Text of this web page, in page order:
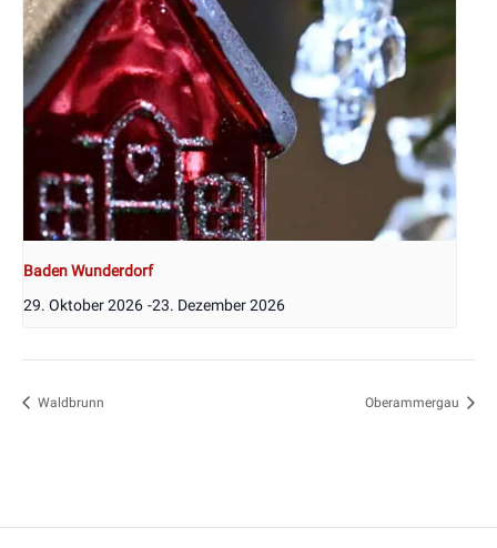
Baden Wunderdorf
29. Oktober 2026 -23. Dezember 2026
Waldbrunn Oberammergau